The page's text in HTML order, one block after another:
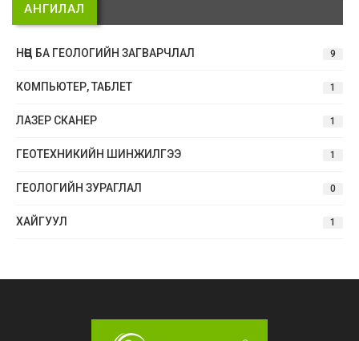
АНГИЛАЛ
НӨӨЦ БА ГЕОЛОГИЙН ЗАГВАРЧЛАЛ 9
КОМПЬЮТЕР, ТАБЛЕТ 1
ЛАЗЕР СКАНЕР 1
ГЕОТЕХНИКИЙН ШИНЖИЛГЭЭ 1
ГЕОЛОГИЙН ЗУРАГЛАЛ 0
ХАЙГУУЛ 1